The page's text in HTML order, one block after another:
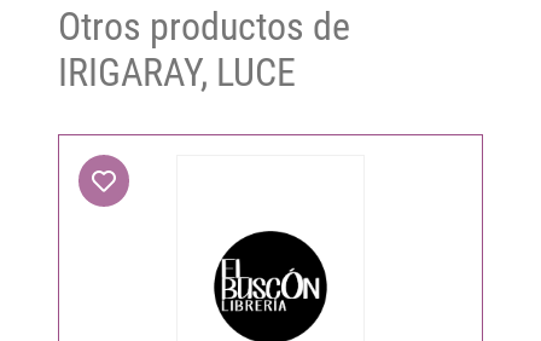
Otros productos de
IRIGARAY, LUCE